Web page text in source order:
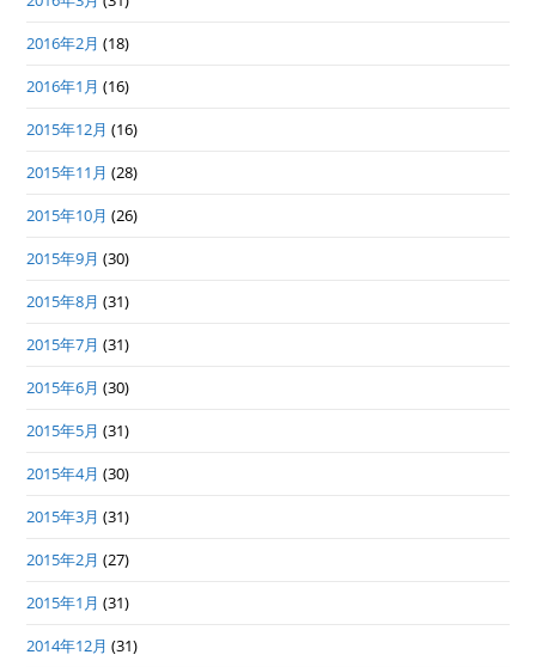
2016年2月 (18)
2016年1月 (16)
2015年12月 (16)
2015年11月 (28)
2015年10月 (26)
2015年9月 (30)
2015年8月 (31)
2015年7月 (31)
2015年6月 (30)
2015年5月 (31)
2015年4月 (30)
2015年3月 (31)
2015年2月 (27)
2015年1月 (31)
2014年12月 (31)